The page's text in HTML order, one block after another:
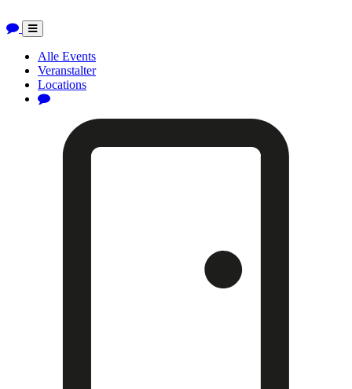
Toggle
navigation
Alle Events
Veranstalter
Locations